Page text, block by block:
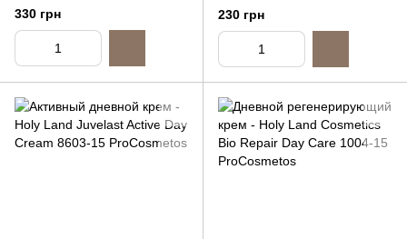
Silky Matte Cream, 30ml
(распив)
330 грн
нормальной и
комбинированной кожи -
Christina Ginseng Nourishing
Cream, 15ml (распив)
230 грн